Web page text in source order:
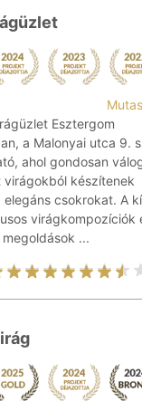
Esztergom
a Malonyai utca 9.
ahol gondosan
készítenek
elegáns csokrokat. A
virágkompozíciók
...